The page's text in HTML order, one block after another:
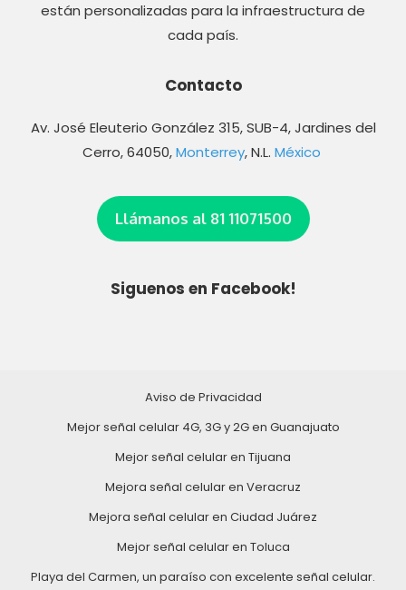
están personalizadas para la infraestructura de
cada país.
Contacto
Av. José Eleuterio González 315, SUB-4, Jardines del
Cerro, 64050,Monterrey, N.L. México
Llámanos al 81 11071500
Siguenos en Facebook!
Aviso de Privacidad
Mejor señal celular 4G, 3G y 2G en Guanajuato
Mejor señal celular en Tijuana
Mejora señal celular en Veracruz
Mejora señal celular en Ciudad Juárez
Mejor señal celular en Toluca
Playa del Carmen, un paraíso con excelente señal celular.